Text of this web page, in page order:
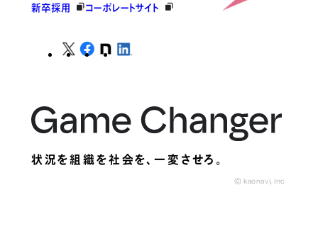
新卒採用 コーポレートサイト
状況を組織を社会を、一変させろ。
© kaonavi, Inc